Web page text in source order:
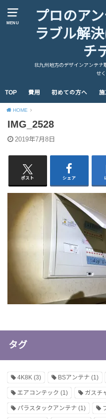
MENU
プロのア
ラブル解
チ
北九州地方のデザインアンテナ
せ
TOP 費用 初めての方へ 施
HOME
IMG_2528
2019年7月8日
ポスト シェア
タグ
4K8K (3) BSアンテナ(1)
エアコンテック (1) ガスチ
パラスタックアンテナ (1)